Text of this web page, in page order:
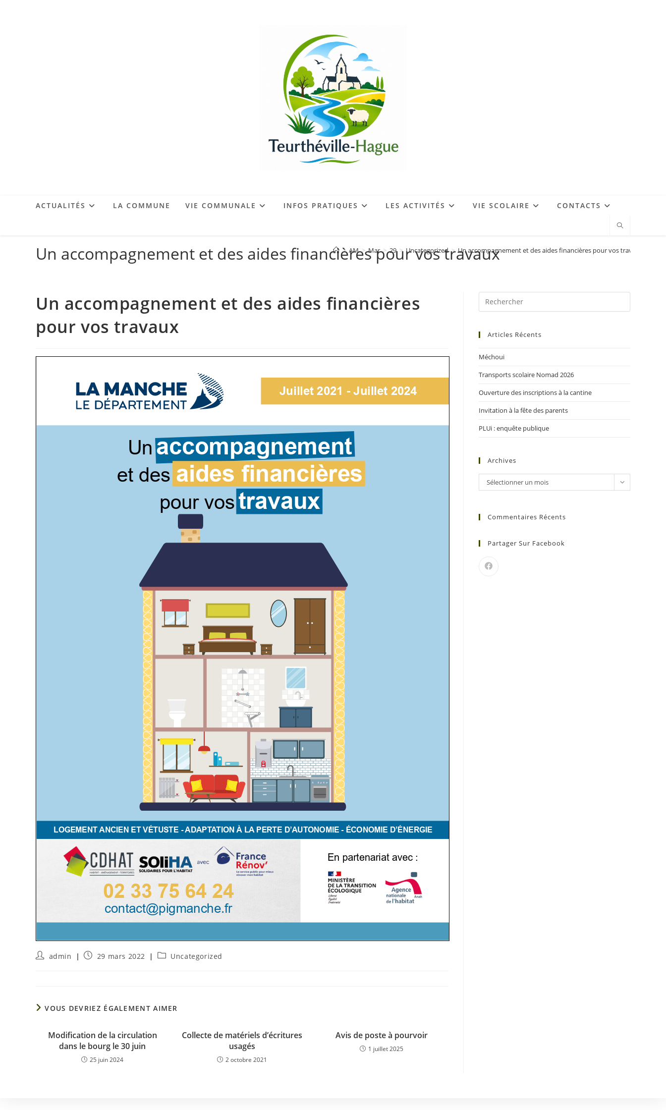
ACTUALITÉS LA COMMUNE VIE COMMUNALE INFOS PRATIQUES LES ACTIVITÉS VIE SCOLAIRE CONTACTS
Un accompagnement et des aides financières pour vos travaux
> AM > Mar > 29 > Uncategorized > Un accompagnement et des aides financières pour vos travaux
Un accompagnement et des aides financières
pour vos travaux
admin 29 mars 2022 Uncategorized
VOUS DEVRIEZ ÉGALEMENT AIMER
Modification de la circulation
dans le bourg le 30 juin
25 juin 2024
Collecte de matériels d’écritures
usagés
2 octobre 2021
Avis de poste à pourvoir
1 juillet 2025
Articles Récents
Méchoui
Transports scolaire Nomad 2026
Ouverture des inscriptions à la cantine
Invitation à la fête des parents
PLUi : enquête publique
Archives
Sélectionner un mois
Commentaires Récents
Partager Sur Facebook